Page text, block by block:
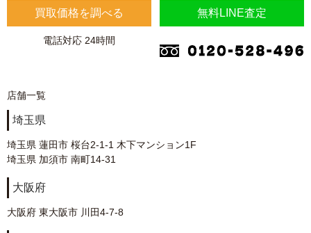
買取価格を調べる 無料LINE査定
電話対応 24時間
店舗一覧
埼玉県
埼玉県 蓮田市 桜台2-1-1 木下マンション1F
埼玉県 加須市 南町14-31
大阪府
大阪府 東大阪市 川田4-7-8